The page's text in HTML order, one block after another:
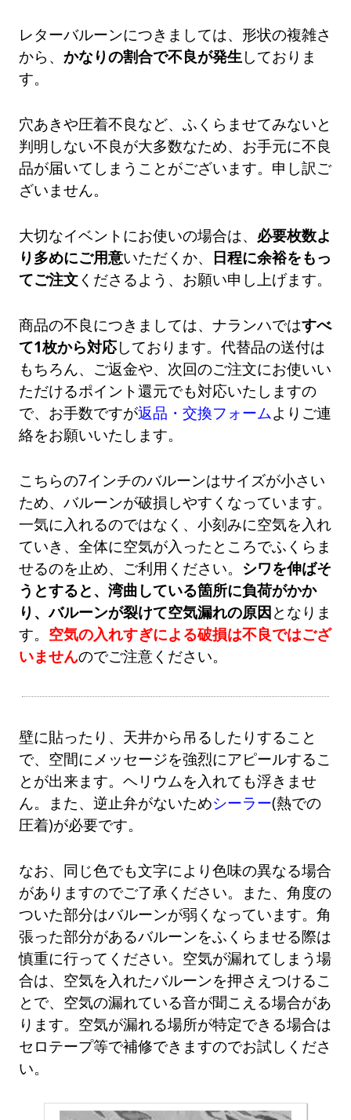
レターバルーンにつきましては、形状の複雑さ
から、かなりの割合で不良が発生しておりま
す。
穴あきや圧着不良など、ふくらませてみないと
判明しない不良が大多数なため、お手元に不良
品が届いてしまうことがございます。申し訳ご
ざいません。
大切なイベントにお使いの場合は、 必要枚数よ
り多めにご用意いただくか、
日程に余裕をもっ
てご注文 くださるよう、お願い申し上げます。
商品の不良につきましては、ナランハではすべ
て1枚から対応しております。代替品の送付は
もちろん、ご返金や、次回のご注文にお使いい
ただけるポイント還元でも対応いたしますの
で、お手数ですが返品・交換フォームよりご連
絡をお願いいたします。
こちらの7インチのバルーンはサイズが小さい
ため、バルーンが破損しやすくなっています。
一気に入れるのではなく、小刻みに空気を入れ
ていき、全体に空気が入ったところでふくらま
せるのを止め、ご利用ください。 シワを伸ばそ
うとすると、湾曲している箇所に負荷がかか
り、バルーンが裂けて空気漏れの原因となりま
す。 空気の入れすぎによる破損は不良ではござ
いませんのでご注意ください。
壁に貼ったり、天井から吊るしたりすること
で、空間にメッセージを強烈にアピールするこ
とが出来ます。ヘリウムを入れても浮きませ
ん。また、逆止弁がないためシーラー(熱での
圧着)が必要です。
なお、同じ色でも文字により色味の異なる場合
がありますのでご了承ください。また、角度の
ついた部分はバルーンが弱くなっています。角
張った部分があるバルーンをふくらませる際は
慎重に行ってください。空気が漏れてしまう場
合は、空気を入れたバルーンを押さえつけるこ
とで、空気の漏れている音が聞こえる場合があ
ります。空気が漏れる場所が特定できる場合は
セロテープ等で補修できますのでお試しくださ
い。